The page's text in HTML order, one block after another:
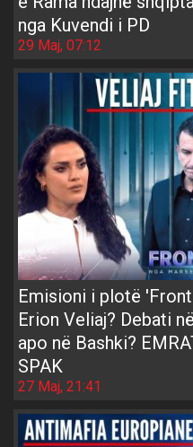
nga Kuvendi i PD
29 Maj, 07:12
Emisioni i plotë
Erion Veliaj? Debati
apo në Bashki?
SPAK
27 Maj, 21:41